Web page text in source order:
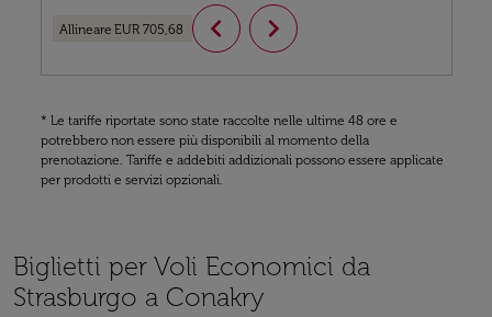
Allineare EUR 705,68 chevron_left chevron_right
* Le tariffe riportate sono state raccolte nelle ultime 48 ore e
potrebbero non essere più disponibili al momento della
prenotazione. Tariffe e addebiti addizionali possono essere applicate
per prodotti e servizi opzionali.
Biglietti per Voli Economici da
Strasburgo a Conakry